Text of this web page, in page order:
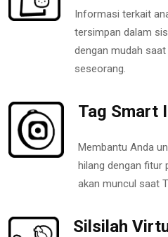
Informasi terkait
tersimpan dalam
dengan mudah
seseorang.
Tag Smart
Membantu Anda
hilang dengan fitur
akan muncul saat
Silsilah